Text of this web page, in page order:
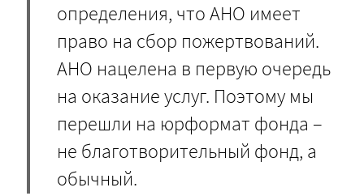
определения, что АНО имеет
право на сбор пожертвований.
АНО нацелена в первую очередь
на оказание услуг. Поэтому мы
перешли на юрформат фонда –
не благотворительный фонд, а
обычный.